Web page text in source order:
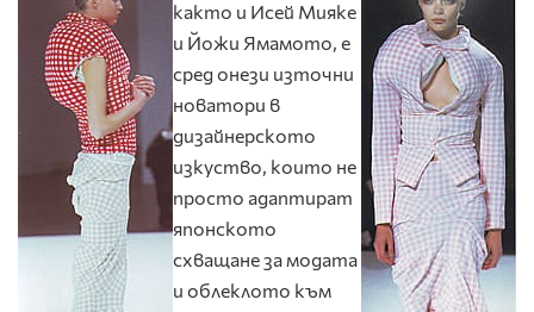
както и Исей Мияке
и Йожи Ямамото, е
сред онези източни
новатори в
дизайнерското
изкуство, които не
просто адаптират
японското
схващане за модата
и облеклото към